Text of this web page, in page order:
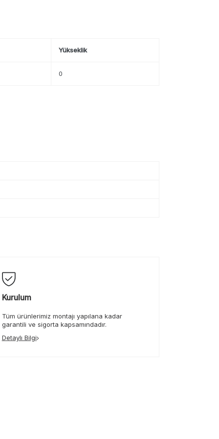
Yükseklik
0
Kurulum
Tüm ürünlerimiz montajı yapılana kadar
garantili ve sigorta kapsamındadır.
Detaylı Bilgi